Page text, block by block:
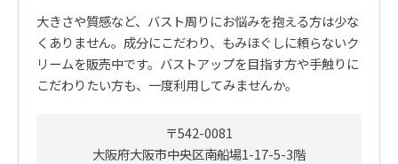
大きさや質感など、バスト周りにお悩みを抱える方は少な
くありません。成分にこだわり、もみほぐしに頼らないク
リームを販売中です。バストアップを目指す方や手触りに
こだわりたい方も、一度利用してみませんか。
〒542-0081
大阪府大阪市中央区南船場1-17-5-3階